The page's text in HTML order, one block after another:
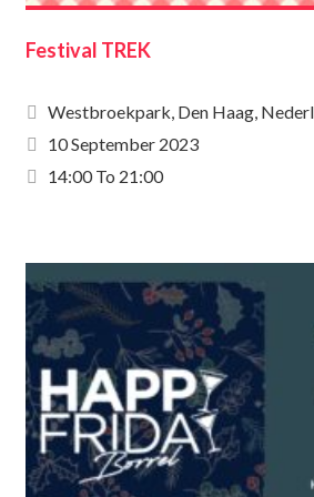
Festival TREK
Westbroekpark, Den Haag,
10 September 2023
14:00 To 21:00